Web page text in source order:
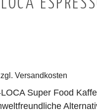
Versandkosten
Super Food